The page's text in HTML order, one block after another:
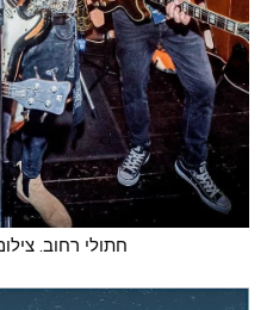
חתולי רחוב.